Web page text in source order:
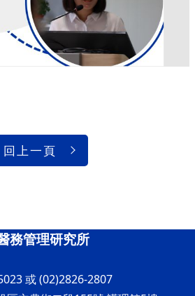
回上一頁
務管理研究所
或 (02)2826-2807